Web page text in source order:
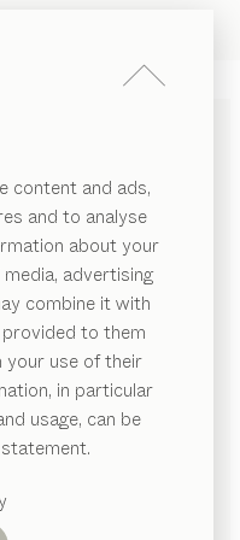
content and ads,
and to analyse
about your
advertising
combine it with
to them
your use of their
in particular
usage, can be
VON
Sie aktuelle
Bildmaterial und
Tauchen
erleben Sie unsere